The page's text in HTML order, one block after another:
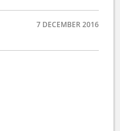
7 DECEMBER 2016